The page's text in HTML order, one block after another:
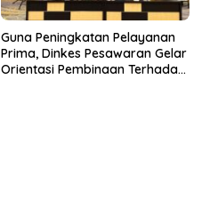
Guna Peningkatan Pelayanan
Prima, Dinkes Pesawaran Gelar
Orientasi Pembinaan Terhadap